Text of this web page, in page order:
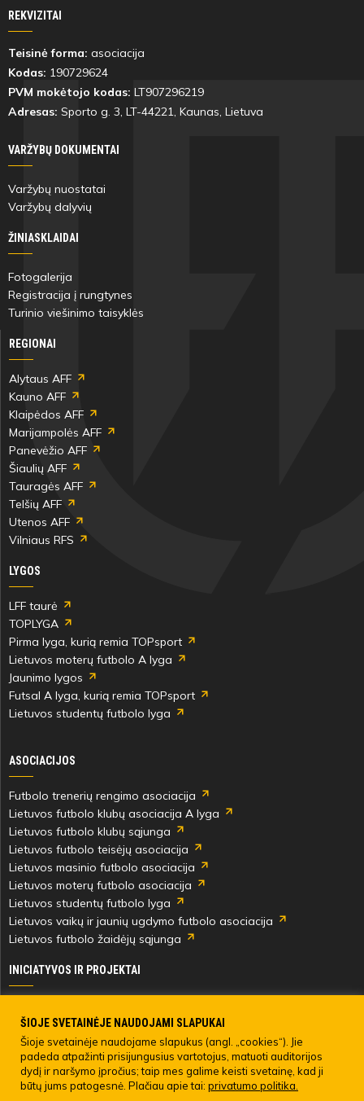
REKVIZITAI
Teisinė forma: asociacija
Kodas: 190729624
PVM mokėtojo kodas: LT907296219
Adresas: Sporto g. 3, LT-44221, Kaunas, Lietuva
VARŽYBŲ DOKUMENTAI
Varžybų nuostatai
Varžybų dalyvių
ŽINIASKLAIDAI
Fotogalerija
Registracija į rungtynes
Turinio viešinimo taisyklės
REGIONAI
Alytaus AFF
Kauno AFF
Klaipėdos AFF
Marijampolės AFF
Panevėžio AFF
Šiaulių AFF
Tauragės AFF
Telšių AFF
Utenos AFF
Vilniaus RFS
LYGOS
LFF taurė
TOPLYGA
Pirma lyga, kurią remia TOPsport
Lietuvos moterų futbolo A lyga
Jaunimo lygos
Futsal A lyga, kurią remia TOPsport
Lietuvos studentų futbolo lyga
ASOCIACIJOS
Futbolo trenerių rengimo asociacija
Lietuvos futbolo klubų asociacija A lyga
Lietuvos futbolo klubų sąjunga
Lietuvos futbolo teisėjų asociacija
Lietuvos masinio futbolo asociacija
Lietuvos moterų futbolo asociacija
Lietuvos studentų futbolo lyga
Lietuvos vaikų ir jaunių ugdymo futbolo asociacija
Lietuvos futbolo žaidėjų sąjunga
INICIATYVOS IR PROJEKTAI
Paramos fondai
Medicinos centras
Live Your Goals
© 2022 LIETUVOS FUTBOLO FEDERACIJA. Visos teisės saugomos.
ŠIOJE SVETAINĖJE NAUDOJAMI SLAPUKAI
Šioje svetainėje naudojame slapukus (angl. „cookies“). Jie
padeda atpažinti prisijungusius vartotojus, matuoti auditorijos
dydį ir naršymo įpročius; taip mes galime keisti svetainę, kad ji
būtų jums patogesnė. Plačiau apie tai: privatumo politika.